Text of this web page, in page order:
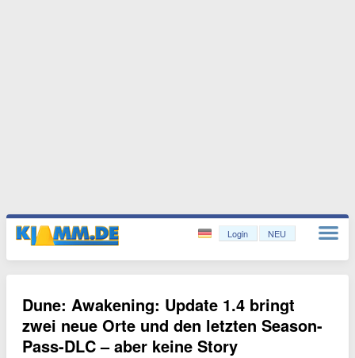
Login NEU
Dune: Awakening: Update 1.4 bringt
zwei neue Orte und den letzten Season-
Pass-DLC – aber keine Story